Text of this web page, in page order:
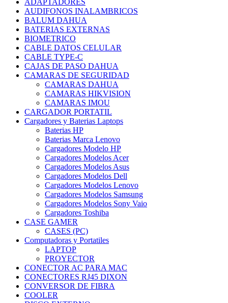
ADAPTADORES
AUDIFONOS INALAMBRICOS
BALUM DAHUA
BATERIAS EXTERNAS
BIOMETRICO
CABLE DATOS CELULAR
CABLE TYPE-C
CAJAS DE PASO DAHUA
CAMARAS DE SEGURIDAD
CAMARAS DAHUA
CAMARAS HIKVISION
CAMARAS IMOU
CARGADOR PORTATIL
Cargadores y Baterias Laptops
Baterias HP
Baterias Marca Lenovo
Cargadores Modelo HP
Cargadores Modelos Acer
Cargadores Modelos Asus
Cargadores Modelos Dell
Cargadores Modelos Lenovo
Cargadores Modelos Samsung
Cargadores Modelos Sony Vaio
Cargadores Toshiba
CASE GAMER
CASES (PC)
Computadoras y Portatiles
LAPTOP
PROYECTOR
CONECTOR AC PARA MAC
CONECTORES RJ45 DIXON
CONVERSOR DE FIBRA
COOLER